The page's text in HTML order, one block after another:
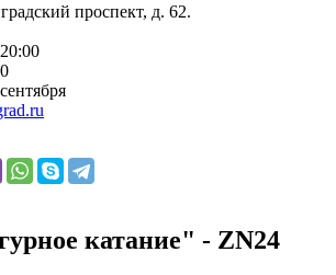
проспект, д. 62.
катание" - ZN24